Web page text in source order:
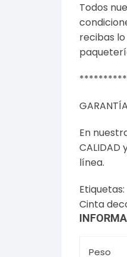
Todos
recibas
GARANTÍA
En
CALIDAD
línea.
Etiquetas:
Cinta
Peso